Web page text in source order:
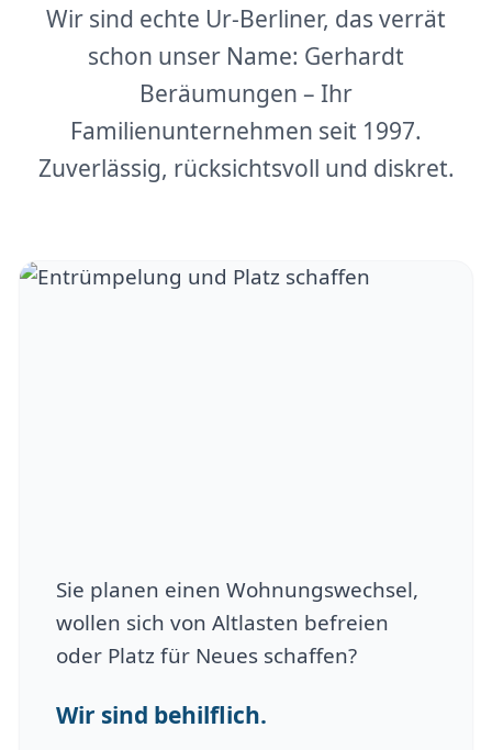
Wir sind echte Ur-Berliner, das verrät
schon unser Name: Gerhardt
Beräumungen – Ihr
Familienunternehmen seit 1997.
Zuverlässig, rücksichtsvoll und diskret.
Sie planen einen Wohnungswechsel,
wollen sich von Altlasten befreien
oder Platz für Neues schaffen?
Wir sind behilflich.